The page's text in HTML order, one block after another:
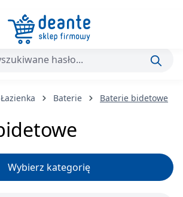
zawartości
Łazienka Baterie Baterie bidetowe
Wybierz kategorię